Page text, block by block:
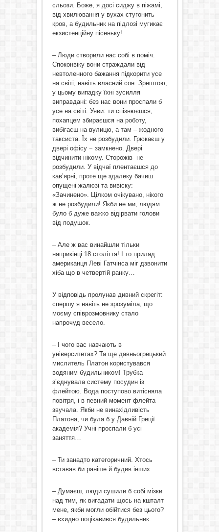
сльози. Боже, я досі сиджу в піжамі,
від хвилювання у вухах стугонить
кров, а будильник на підлозі мугикає
екзистенційну пісеньку!
– Люди створили нас собі в поміч.
Споконвіку вони страждали від
невтоленного бажання підкорити усе
на світі, навіть власний сон. Зрештою,
у цьому випадку їхні зусилля
виправдані: без нас вони проспали б
усе на світі. Уяви: ти спізнюєшся,
похапцем збираєшся на роботу,
вибігаєш на вулицю, а там – жодного
таксиста. Їх не розбудили. Грюкаєш у
двері офісу − замкнено. Двері
відчинити нікому. Сторожів не
розбудили. У відчаї плентаєшся до
кав’ярні, проте ще здалеку бачиш
опущені жалюзі та вивіску:
«Зачинено». Цілком очікувано, нікого
ж не розбудили! Якби не ми, людям
було б дуже важко відірвати голови
від подушок.
– Але ж вас винайшли тільки
наприкінці 18 століття! І то прилад
американця Леві Гатчінса міг дзвонити
хіба що в четвертій ранку…
У відповідь пролунав дивний скрегіт:
спершу я навіть не зрозуміла, що
моєму співрозмовнику стало
напрочуд весело.
– І чого вас навчають в
університетах? Та ще давньогрецький
мислитель Платон користувався
водяним будильником! Трубка
з’єднувала систему посудин із
флейтою. Вода поступово витісняла
повітря, і в певний момент флейта
звучала. Якби не винахідливість
Платона, чи була б у Давній Греції
академія? Учні проспали б усі
заняття…
– Ти занадто категоричний. Хтось
вставав би раніше й будив інших.
– Думаєш, люди сушили б собі мізки
над тим, як вигадати щось на кшталт
мене, якби могли обійтися без цього?
– єхидно поцікавився будильник.